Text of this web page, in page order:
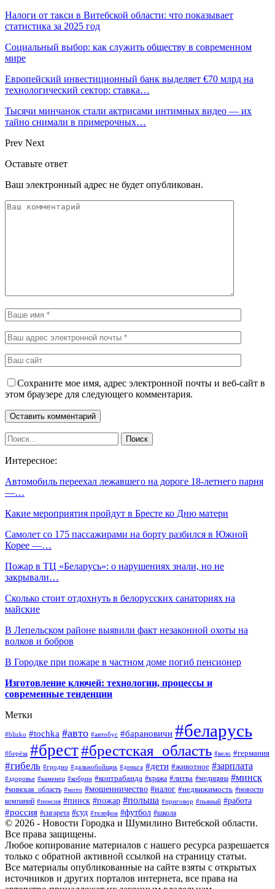
Налоги от такси в Витебской области: что показывает
статистика за 2025 год
Социальный выбор: как служить обществу в современном
мире
Европейский инвестиционный банк выделяет €70 млрд на
технологический сектор: ставка…
Тысячи минчанок стали актрисами интимных видео — их
тайно снимали в примерочных…
Prev Next
Оставьте ответ
Ваш электронный адрес не будет опубликован.
Сохраните мое имя, адрес электронной почты и веб-сайт в
этом браузере для следующего комментария.
Интересное:
Автомобиль переехал лежавшего на дороге 18-летнего парня
—…
Какие мероприятия пройдут в Бресте ко Дню матери
Самолет со 175 пассажирами на борту разбился в Южной
Корее —…
Пожар в ТЦ «Беларусь»: о нарушениях знали, но не
закрывали…
Сколько стоит отдохнуть в белорусских санаториях на
майские
В Лепельском районе выявили факт незаконной охоты на
волков и бобров
В Городке при пожаре в частном доме погиб пенсионер
Изготовление ключей: технологии, процессы и
современные тенденции
Метки
#blizko #tochka #авто #автобус #барановичи #беларусь
#берёза #брест#брестская_область #вело #германия
#гибель #гродно #дальнобойщик #деньга #дети #животное #зарплата
#здоровье #каменец #кобрин #контрабанда #кража #литва #медицина #минск
#минская_область #мото #мошенничество #налог #недвижимость #новости
компаний #пенсия #пинск #пожар #польша #приговор #пьяный #работа
#россия #сигарета #суд #телефон #футбол #школа
© 2026 - Новости Городка и Шумилино Витебской области.
Все права защищены.
Любое копирование материалов с нашего ресурса разрешается
только с обратной активной ссылкой на страницу статьи.
Все материалы опубликованные на сайте взяты с открытых
источников и других порталов интернета, все права на